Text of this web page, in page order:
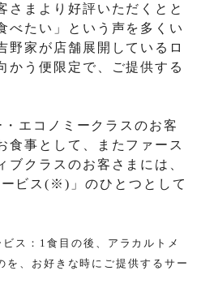
さまより好評いただくとと
べたい」という声を多くい
野家が店舗展開しているロ
かう便限定で、ご提供する
エコノミークラスのお客
食事として、またファース
ブクラスのお客さまには、
ビス( ※) 」のひとつとして
ス： 1食目の後、アラカルトメ
を、お好きな時にご提供するサー